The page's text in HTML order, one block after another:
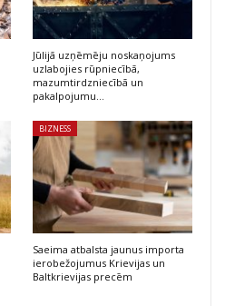
Jūlijā uzņēmēju noskaņojums
uzlabojies rūpniecībā,
mazumtirdzniecībā un
pakalpojumu…
BIZNESS
Saeima atbalsta jaunus importa
ierobežojumus Krievijas un
Baltkrievijas precēm